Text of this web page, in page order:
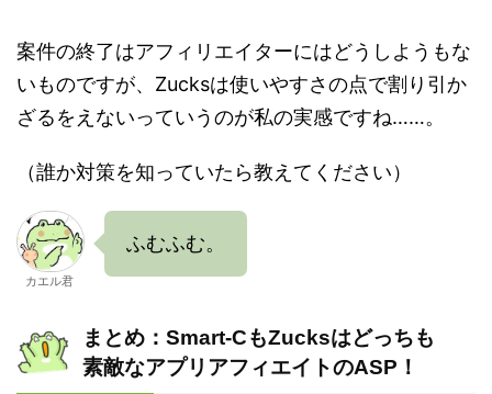
案件の終了はアフィリエイターにはどうしようもな
いものですが、Zucksは使いやすさの点で割り引か
ざるをえないっていうのが私の実感ですね……。
（誰か対策を知っていたら教えてください）
カエル君
ふむふむ。
まとめ：Smart-CもZucksはどっちも
素敵なアプリアフィエイトのASP！